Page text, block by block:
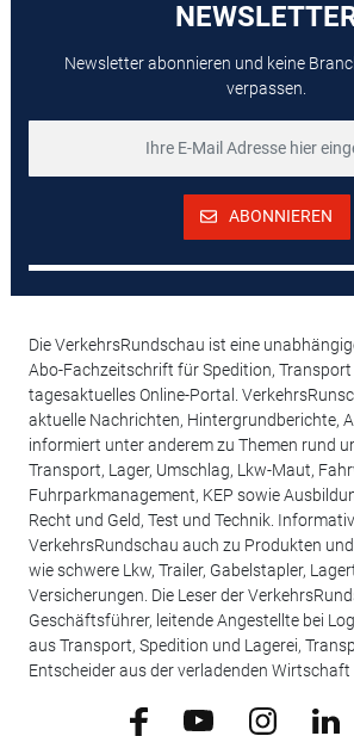
Newsletter abonnieren und keine
verpassen.
ABONNIEREN
Die VerkehrsRundschau ist eine
Abo-Fachzeitschrift für Spedition,
tagesaktuelles Online-Portal.
aktuelle Nachrichten, Hintergrundberichte,
informiert unter anderem zu Themen rund
Transport, Lager, Umschlag, Lkw-Maut,
Fuhrparkmanagement, KEP sowie
Recht und Geld, Test und Technik.
VerkehrsRundschau auch zu Produkten
wie schwere Lkw, Trailer, Gabelstapler,
Versicherungen. Die Leser der
Geschäftsführer, leitende Angestellte bei
aus Transport, Spedition und Lagerei,
Entscheider aus der verladenden Wirtschaft